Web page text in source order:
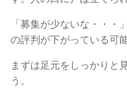
「募集が少ないな・・・
の評判が下がっている可
まずは足元をしっかりと
う。